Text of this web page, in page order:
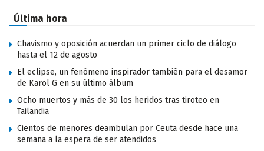
Última hora
Chavismo y oposición acuerdan un primer ciclo de diálogo
hasta el 12 de agosto
El eclipse, un fenómeno inspirador también para el desamor
de Karol G en su último álbum
Ocho muertos y más de 30 los heridos tras tiroteo en
Tailandia
Cientos de menores deambulan por Ceuta desde hace una
semana a la espera de ser atendidos